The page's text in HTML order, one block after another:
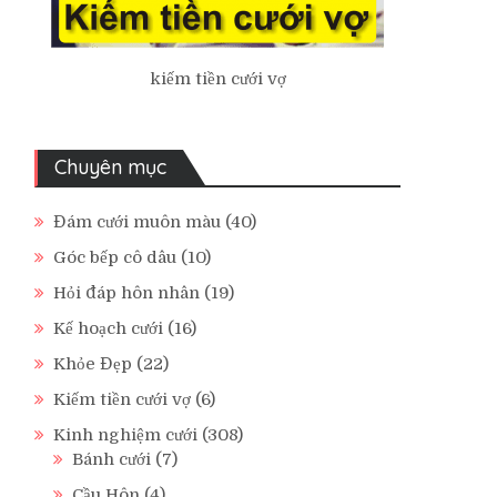
kiếm tiền cưới vợ
Chuyên mục
Đám cưới muôn màu (40)
Góc bếp cô dâu (10)
Hỏi đáp hôn nhân (19)
Kế hoạch cưới (16)
Khỏe Đẹp (22)
Kiếm tiền cưới vợ (6)
Kinh nghiệm cưới (308)
Bánh cưới (7)